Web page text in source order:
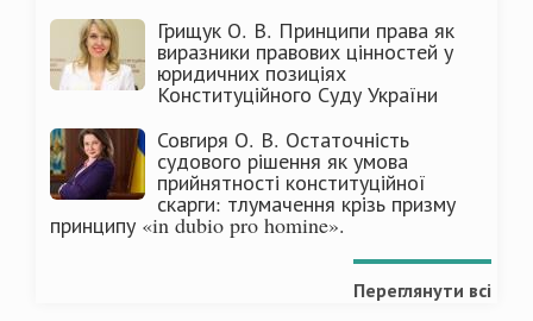
Грищук О. В. Принципи права як
виразники правових цінностей у
юридичних позиціях
Конституційного Суду України
Совгиря О. В. Остаточність
судового рішення як умова
прийнятності конституційної
скарги: тлумачення крізь призму
принципу «in dubio pro homine».
Переглянути всі